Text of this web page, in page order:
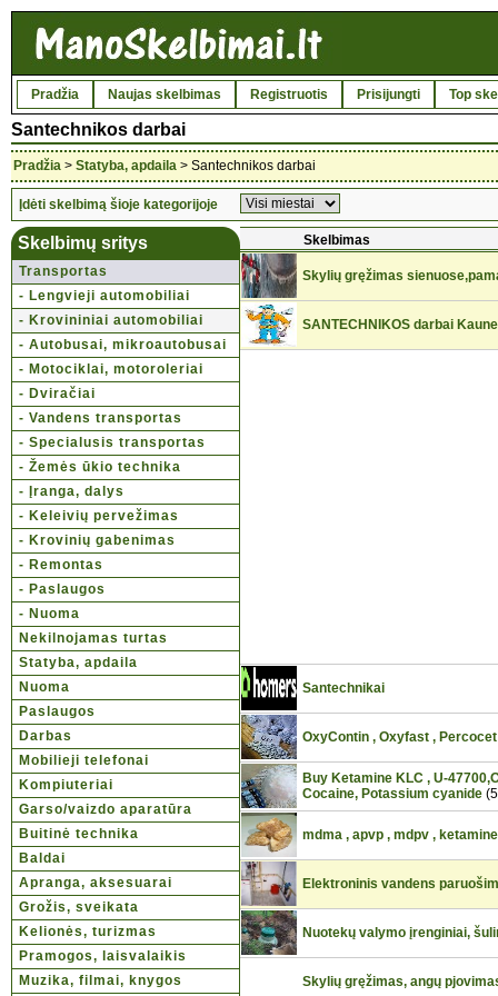
Pradžia Naujas skelbimas Registruotis Prisijungti Top
Santechnikos darbai
Pradžia > Statyba, apdaila > Santechnikos darbai
Įdėti skelbimą šioje kategorijoje
Skelbimų sritys
Transportas
- Lengvieji automobiliai
- Krovininiai automobiliai
- Autobusai, mikroautobusai
- Motociklai, motoroleriai
- Dviračiai
- Vandens transportas
- Specialusis transportas
- Žemės ūkio technika
- Įranga, dalys
- Keleivių pervežimas
- Krovinių gabenimas
- Remontas
- Paslaugos
- Nuoma
Nekilnojamas turtas
Statyba, apdaila
Nuoma
Paslaugos
Darbas
Mobilieji telefonai
Kompiuteriai
Garso/vaizdo aparatūra
Buitinė technika
Baldai
Apranga, aksesuarai
Grožis, sveikata
Kelionės, turizmas
Pramogos, laisvalaikis
Muzika, filmai, knygos
Skelbimas
Skylių gręžimas
SANTECHNIKOS darbai
Santechnikai
OxyContin , Oxyfast ,
Buy Ketamine KLC , U-
Cocaine, Potassium cyanide
mdma , apvp , mdpv ,
Elektroninis vandens
Nuotekų valymo įrenginiai,
Skylių gręžimas, angų